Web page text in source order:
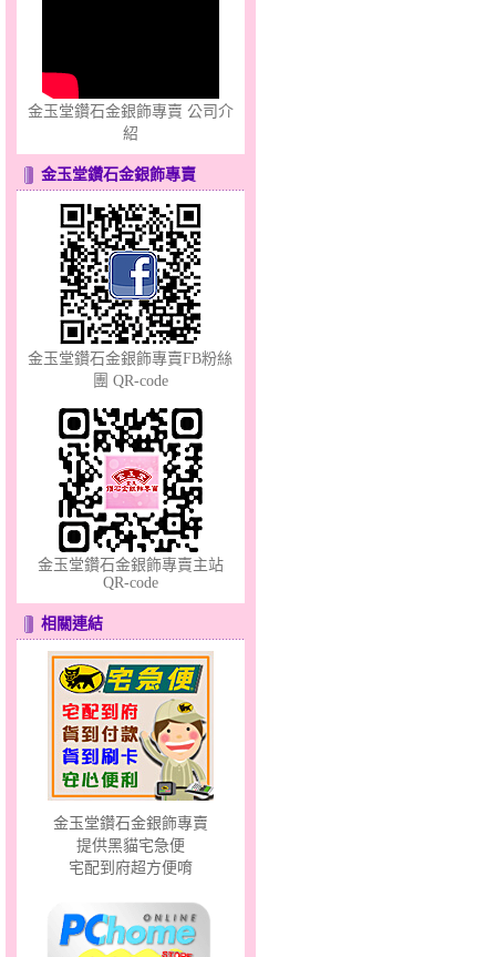
分享愛～金銀鋼套鍊
幸福洋溢～金銀鋼套鍊
甜心女孩～金銀鋼女套鍊
天真Rody～金銀鋼套鍊
幸福祈願～金銀鋼套鍊
金玉堂鑽石金銀飾專賣 公司介
紹
金玉堂鑽石金銀飾專賣
金玉堂鑽石金銀飾專賣FB粉絲
團 QR-code
金玉堂鑽石金銀飾專賣主站
QR-code
相關連結
金玉堂鑽石金銀飾專賣
提供黑貓宅急便
宅配到府超方便唷